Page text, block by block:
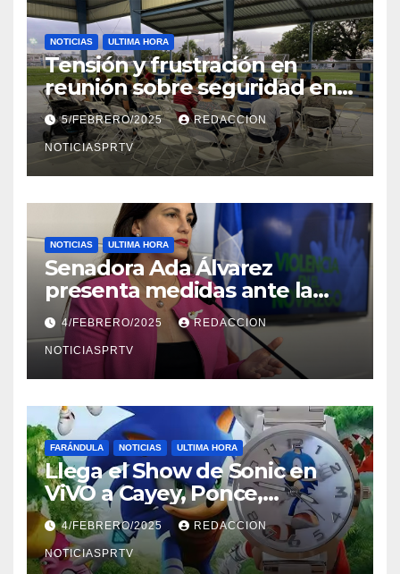
NOTICIAS ULTIMA HORA
Tensión y frustración en
reunión sobre seguridad en
Reparto Metropolitano
5/FEBRERO/2025 REDACCION
NOTICIASPRTV
NOTICIAS ULTIMA HORA
Senadora Ada Álvarez
presenta medidas ante la
violencia en el noviazgo
4/FEBRERO/2025 REDACCION
NOTICIASPRTV
FARÁNDULA NOTICIAS ULTIMA HORA
Llega el Show de Sonic en
ViVO a Cayey, Ponce,
Barceloneta y Humacao,
Relojes gratis para el que
compre ahora….
4/FEBRERO/2025 REDACCION
NOTICIASPRTV